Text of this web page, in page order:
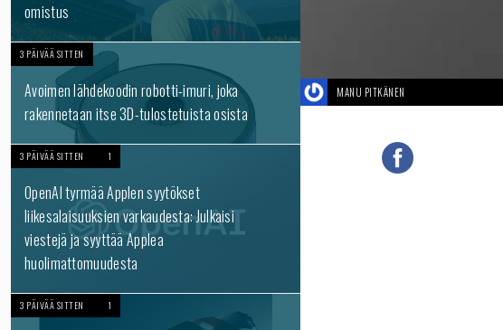
omistus
3 PÄIVÄÄ SITTEN
Avoimen lähdekoodin robotti-imuri, joka
rakennetaan itse 3D-tulostetuista osista
3 PÄIVÄÄ SITTEN 1
OpenAI tyrmää Applen syytökset
liikesalaisuuksien varkaudesta: Julkaisi
viestejä ja syyttää Applea
huolimattomuudesta
3 PÄIVÄÄ SITTEN 1
MANU PITKÄNEN